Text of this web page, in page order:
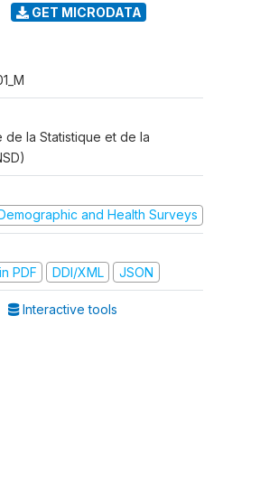
GET MICRODATA
de la Statistique et de la
and Health Surveys
PDF
DDI/XML JSON
Interactive tools